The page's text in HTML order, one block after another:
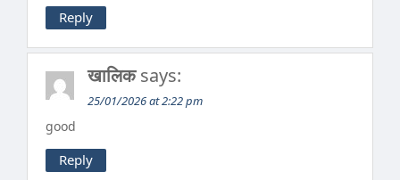
Reply
खालिक says:
25/01/2026 at 2:22 pm
good
Reply